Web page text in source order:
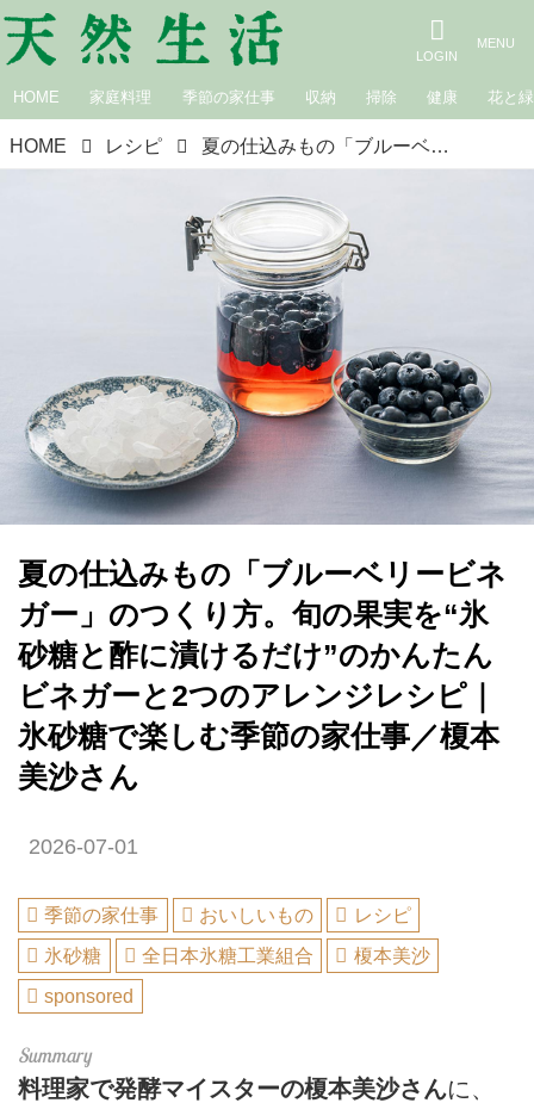
HOME 家庭料理 季節の家仕事 収納 掃除 健康 花と緑
HOME レシピ 夏の仕込みもの「ブルーベリービネガー」のつくり方。旬の果実を“氷砂糖と酢に漬けるだけ”のかんたんビネガーと2つのアレンジレシピ｜氷砂糖で楽しむ季節の家仕事／榎本美沙さん
夏の仕込みもの「ブルーベリービネ
ガー」のつくり方。旬の果実を“氷
砂糖と酢に漬けるだけ”のかんたん
ビネガーと2つのアレンジレシピ｜
氷砂糖で楽しむ季節の家仕事／榎本
美沙さん
2026-07-01
季節の家仕事 おいしいもの
レシピ
氷砂糖
全日本氷糖工業組合
榎本美沙
sponsored
料理家で発酵マイスターの榎本美沙さんに、